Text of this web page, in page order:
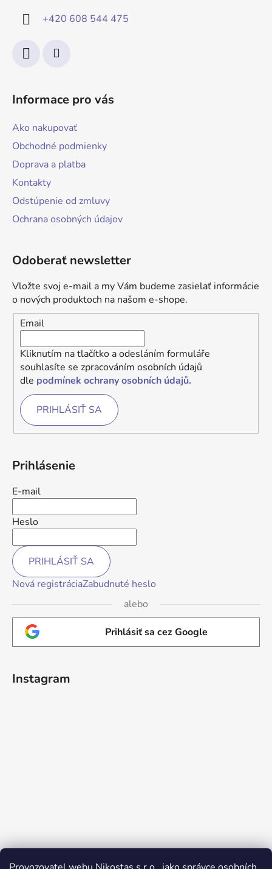
+420 608 544 475
Informace pro vás
Ako nakupovať
Obchodné podmienky
Doprava a platba
Kontakty
Odstúpenie od zmluvy
Ochrana osobných údajov
Odoberať newsletter
Vložte svoj e-mail a my Vám budeme zasielať informácie
o nových produktoch na našom e-shope.
Email
Kliknutím na tlačítko a odesláním formuláře
souhlasíte se zpracováním osobních údajů
dle podmínek ochrany osobních údajů.
PRIHLÁSIŤ SA
Prihlásenie
E-mail
Heslo
PRIHLÁSIŤ SA
Nová registráciaZabudnuté heslo
alebo
Prihlásiť sa cez Google
Instagram